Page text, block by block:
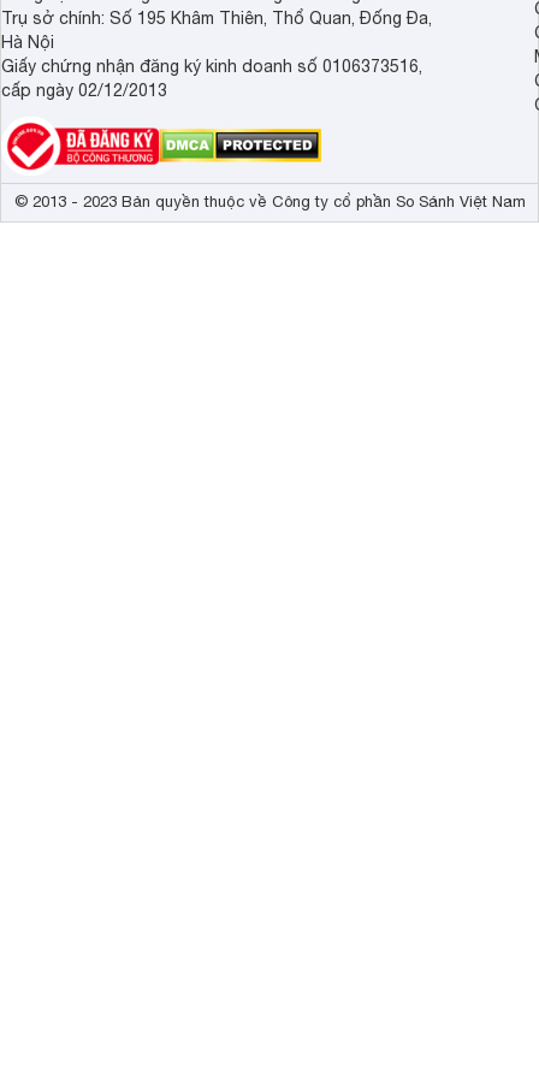
Trụ sở chính: Số 195 Khâm Thiên, Thổ Quan, Đống Đa,
Hà Nội
Giấy chứng nhận đăng ký kinh doanh số 0106373516,
cấp ngày 02/12/2013
© 2013 - 2023 Bản quyền thuộc về Công ty cổ phần So Sánh Việt Nam